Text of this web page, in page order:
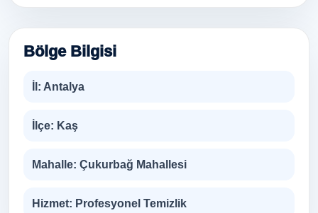
Bölge Bilgisi
İl: Antalya
İlçe: Kaş
Mahalle: Çukurbağ Mahallesi
Hizmet: Profesyonel Temizlik